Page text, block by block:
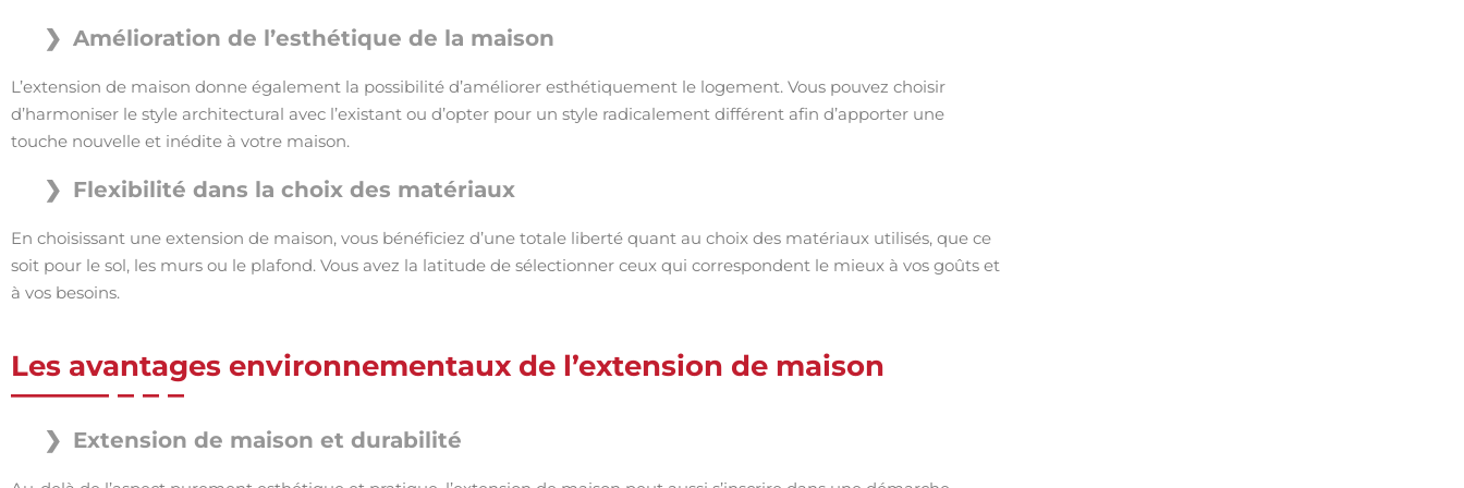
Amélioration de l’esthétique de la maison
L’extension de maison donne également la possibilité d’améliorer esthétiquement le logement. Vous pouvez choisir
d’harmoniser le style architectural avec l’existant ou d’opter pour un style radicalement différent afin d’apporter une
touche nouvelle et inédite à votre maison.
Flexibilité dans la choix des matériaux
En choisissant une extension de maison, vous bénéficiez d’une totale liberté quant au choix des matériaux utilisés, que ce
soit pour le sol, les murs ou le plafond. Vous avez la latitude de sélectionner ceux qui correspondent le mieux à vos goûts et
à vos besoins.
Les avantages environnementaux de l’extension de maison
Extension de maison et durabilité